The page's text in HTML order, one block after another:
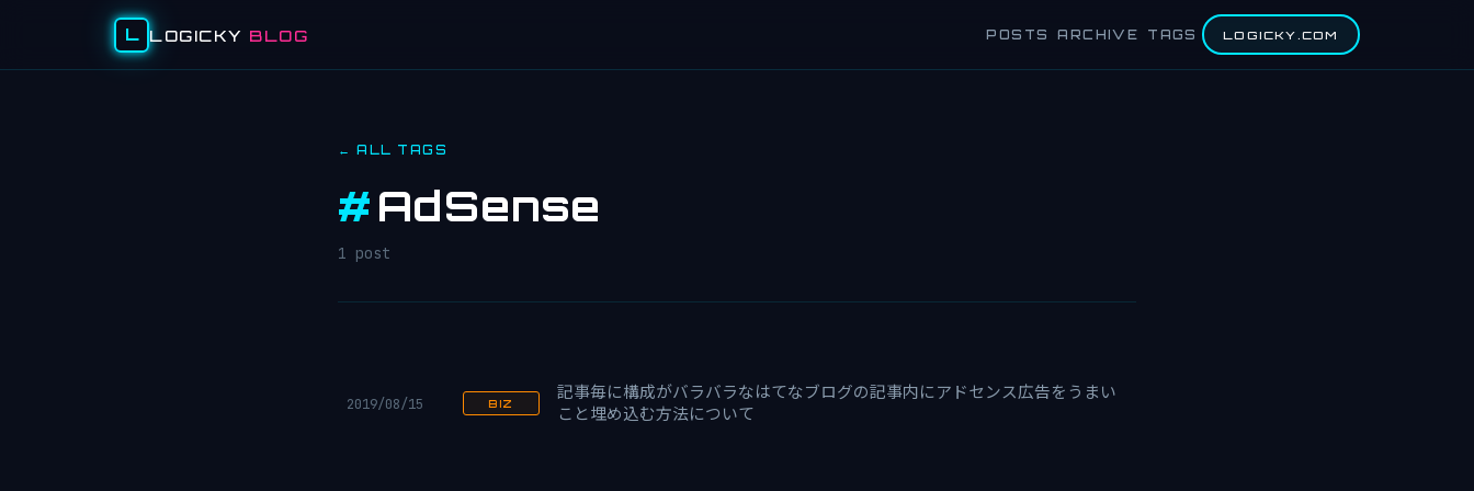
L LOGICKY BLOG POSTS ARCHIVE TAGS LOGICKY.COM
← ALL TAGS
#AdSense
1 post
2019/08/15 BIZ
記事毎に構成がバラバラなはてなブログの記事内にアドセンス広告をうまい
こと埋め込む方法について